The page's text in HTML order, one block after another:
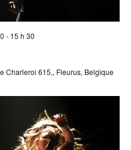
- 15 h 30
Charleroi 615,, Fleurus, Belgique